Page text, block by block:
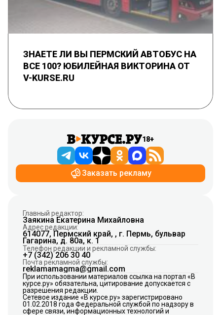
ЗНАЕТЕ ЛИ ВЫ ПЕРМСКИЙ АВТОБУС НА
ВСЕ 100? ЮБИЛЕЙНАЯ ВИКТОРИНА ОТ
V-KURSE.RU
18+
Заказать рекламу
Главный редактор:
Заякина Екатерина Михайловна
Адрес редакции:
614077, Пермский край, , г. Пермь, бульвар
Гагарина, д. 80а, к. 1
Телефон редакции и рекламной службы:
+7 (342) 206 30 40
Почта рекламной службы:
reklamamagma@gmail.com
При использовании материалов ссылка на портал «В
курсе.ру» обязательна, цитирование допускается с
разрешения редакции.
Сетевое издание «В курсе.ру» зарегистрировано
01.02.2018 года Федеральной службой по надзору в
сфере связи, информационных технологий и